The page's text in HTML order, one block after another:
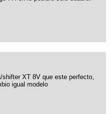
XT 8V que este perfecto,
igual modelo